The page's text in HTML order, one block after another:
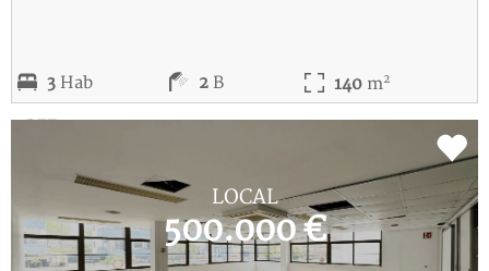
3 Hab 2 B 140 m2
LOCAL
500.000 €